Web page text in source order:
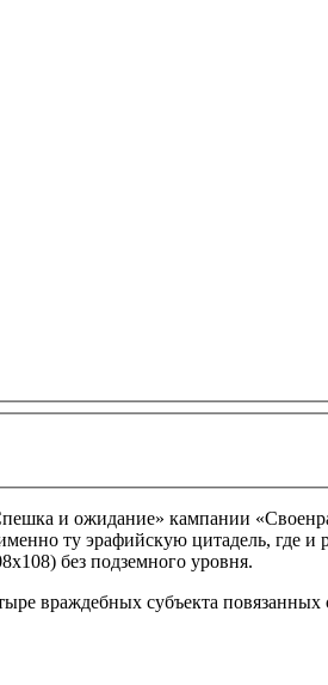
и ожидание» кампании
ту эрафийскую цитадель, где
без подземного уровня.
враждебных субъекта